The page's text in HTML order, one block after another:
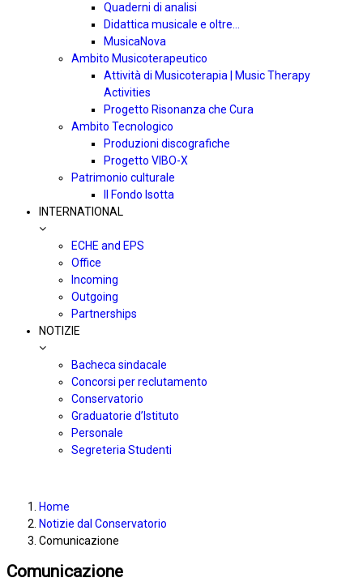
Quaderni di analisi
Didattica musicale e oltre…
MusicaNova
Ambito Musicoterapeutico
Attività di Musicoterapia | Music Therapy
Activities
Progetto Risonanza che Cura
Ambito Tecnologico
Produzioni discografiche
Progetto VIBO-X
Patrimonio culturale
Il Fondo Isotta
INTERNATIONAL
ECHE and EPS
Office
Incoming
Outgoing
Partnerships
NOTIZIE
Bacheca sindacale
Concorsi per reclutamento
Conservatorio
Graduatorie d’Istituto
Personale
Segreteria Studenti
Home
Notizie dal Conservatorio
Comunicazione
Comunicazione